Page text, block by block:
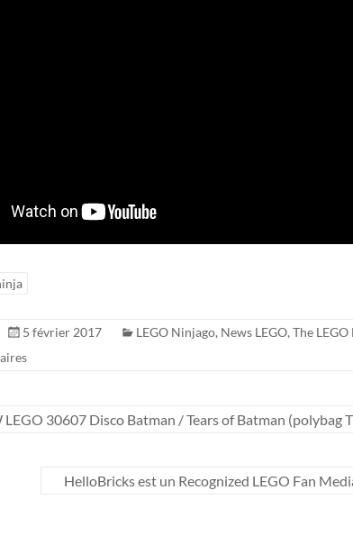
5 février 2017 LEGO Ninjago, News LEGO, The
LEGO 30607 Disco Batman / Tears of Batman (polybag
HelloBricks est un Recognized LEGO Fan